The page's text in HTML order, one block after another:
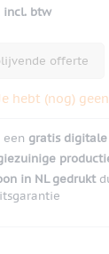
incl. btw
offerte
hebt (nog)
gratis
in NL gedrukt